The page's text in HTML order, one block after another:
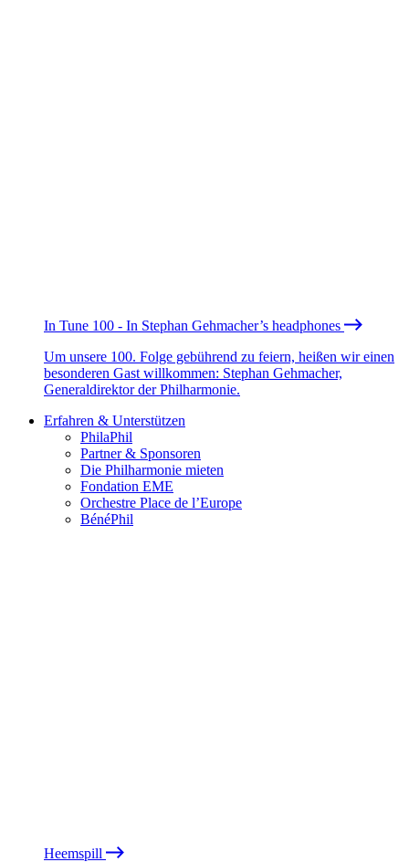
In Tune 100 - In Stephan Gehmacher’s headphones
Um unsere 100. Folge gebührend zu feiern, heißen wir einen
besonderen Gast willkommen: Stephan Gehmacher,
Generaldirektor der Philharmonie.
Erfahren & Unterstützen
PhilaPhil
Partner & Sponsoren
Die Philharmonie mieten
Fondation EME
Orchestre Place de l’Europe
BénéPhil
Heemspill